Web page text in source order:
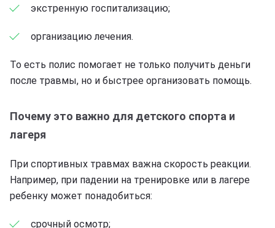
экстренную госпитализацию;
организацию лечения.
То есть полис помогает не только получить деньги
после травмы, но и быстрее организовать помощь.
Почему это важно для детского спорта и
лагеря
При спортивных травмах важна скорость реакции.
Например, при падении на тренировке или в лагере
ребенку может понадобиться:
срочный осмотр;